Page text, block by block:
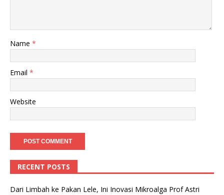
Name *
Email *
Website
RECENT POSTS
Dari Limbah ke Pakan Lele, Ini Inovasi Mikroalga Prof Astri